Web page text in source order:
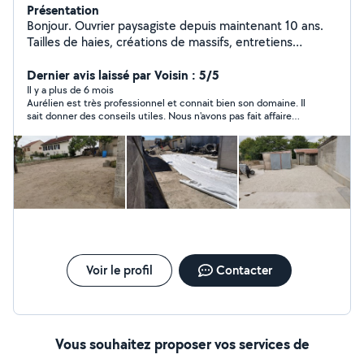
Présentation
Bonjour. Ouvrier paysagiste depuis maintenant 10 ans.
Tailles de haies, créations de massifs, entretiens
débrouissaillage, création d'un aménagement paysager.
Dernier avis laissé par Voisin : 5/5
Il y a plus de 6 mois
Aurélien est très professionnel et connait bien son domaine. Il
sait donner des conseils utiles. Nous n'avons pas fait affaire
reviendrons vers Aurélien car on peut lui faire confiance.
Voir le profil Contacter
Vous souhaitez proposer vos services de